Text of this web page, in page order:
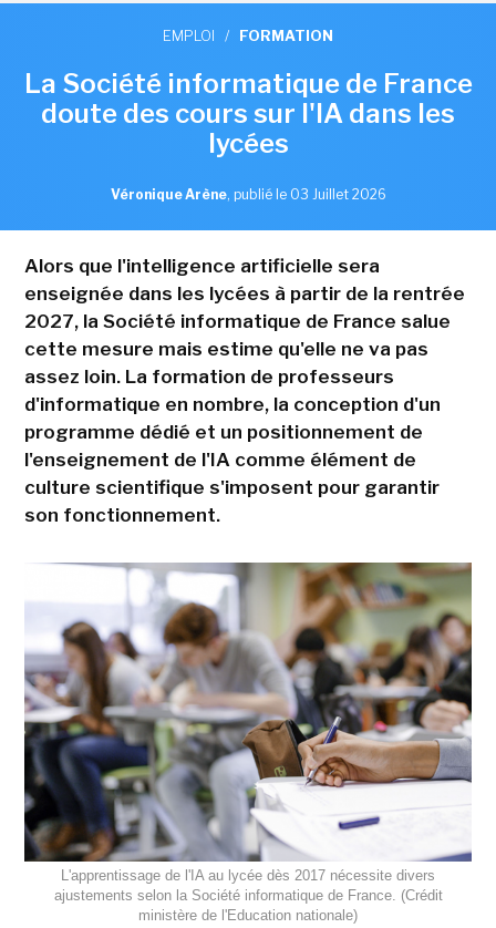
EMPLOI / FORMATION
La Société informatique de France
doute des cours sur l'IA dans les
lycées
Véronique Arène, publié le 03 Juillet 2026
Alors que l'intelligence artificielle sera
enseignée dans les lycées à partir de la rentrée
2027, la Société informatique de France salue
cette mesure mais estime qu'elle ne va pas
assez loin. La formation de professeurs
d'informatique en nombre, la conception d'un
programme dédié et un positionnement de
l'enseignement de l'IA comme élément de
culture scientifique s'imposent pour garantir
son fonctionnement.
L'apprentissage de l'IA au lycée dès 2017 nécessite divers
ajustements selon la Société informatique de France. (Crédit
ministère de l'Education nationale)